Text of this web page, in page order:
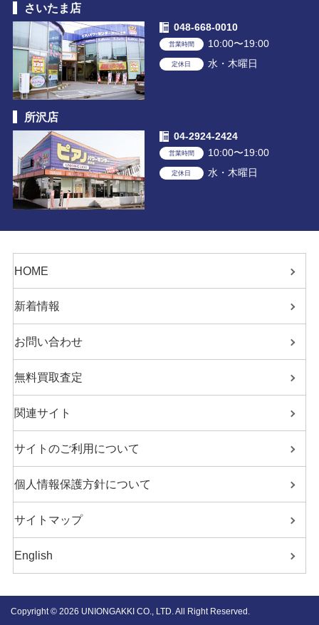
さいたま店
048-668-0010
営業時間 10:00〜19:00
定休日 水・木曜日
所沢店
04-2924-2424
営業時間 10:00〜19:00
定休日 水・木曜日
HOME
新着情報
お問い合わせ
無料買取査定
関連サイト
サイトのご利用について
個人情報保護方針について
サイトマップ
English
Copyright © 2026 UNIONGAKKI CO., LTD. All Right Reserved.